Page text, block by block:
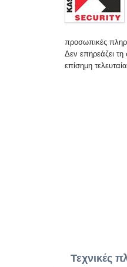
προσωπικές
Δεν επηρεάζει
επίσημη
Τεχνικές